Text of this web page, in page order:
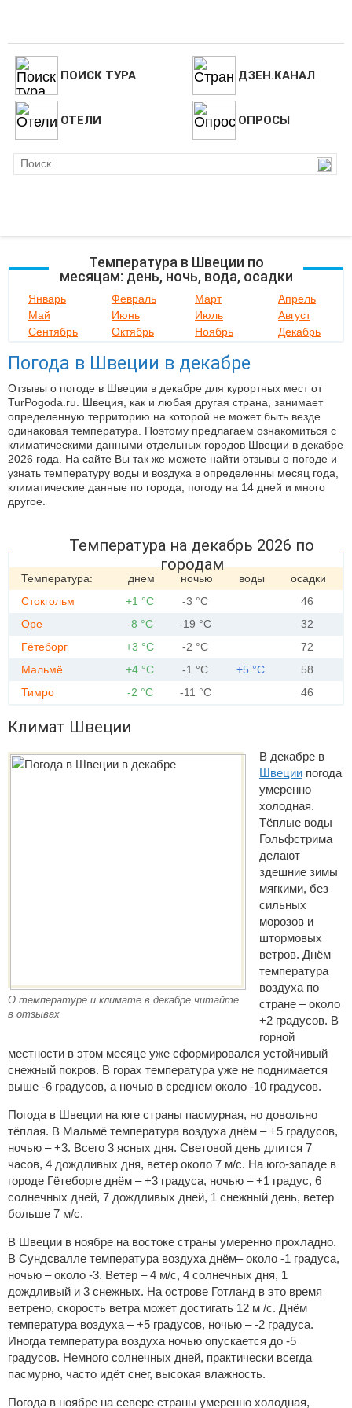
ПОИСК ТУРА ДЗЕН.КАНАЛ
ОТЕЛИ ОПРОСЫ
Температура в Швеции по
месяцам: день, ночь, вода, осадки
Январь Февраль Март
Апрель
Май
Июнь Июль
Август
Сентябрь
Октябрь Ноябрь Декабрь
Погода в Швеции в декабре
Отзывы о погоде в Швеции в декабре для курортных мест от
TurPogoda.ru. Швеция, как и любая другая страна, занимает
определенную территорию на которой не может быть везде
одинаковая температура. Поэтому предлагаем ознакомиться с
климатическими данными отдельных городов Швеции в декабре
2026 года. На сайте Вы так же можете найти отзывы о погоде и
узнать температуру воды и воздуха в определенны месяц года,
климатические данные по города, погоду на 14 дней и много
другое.
Температура на декабрь 2026 по
городам
Температура: днем ночью воды
осадки
Стокгольм
+1 °С -3 °С
46
Оре
-8 °С -19 °С
32
Гётеборг
+3 °С -2 °С
72
Мальмё
+4 °С -1 °С +5 °С
58
Тимро
-2 °С -11 °С 46
Климат Швеции
О температуре и климате в декабре читайте
в отзывах
В декабре в
Швеции погода
умеренно
холодная.
Тёплые воды
Гольфстрима
делают
здешние зимы
мягкими, без
сильных
морозов и
штормовых
ветров. Днём
температура
воздуха по
стране – около
+2 градусов. В
горной
местности в этом месяце уже сформировался устойчивый
снежный покров. В горах температура уже не поднимается
выше -6 градусов, а ночью в среднем около -10 градусов.
Погода в Швеции на юге страны пасмурная, но довольно
тёплая. В Мальмё температура воздуха днём – +5 градусов,
ночью – +3. Всего 3 ясных дня. Световой день длится 7
часов, 4 дождливых дня, ветер около 7 м/с. На юго-западе в
городе Гётеборге днём – +3 градуса, ночью – +1 градус, 6
солнечных дней, 7 дождливых дней, 1 снежный день, ветер
больше 7 м/с.
В Швеции в ноябре на востоке страны умеренно прохладно.
В Сундсвалле температура воздуха днём– около -1 градуса,
ночью – около -3. Ветер – 4 м/с, 4 солнечных дня, 1
дождливый и 3 снежных. На острове Готланд в это время
ветрено, скорость ветра может достигать 12 м /с. Днём
температура воздуха – +5 градусов, ночью – -2 градуса.
Иногда температура воздуха ночью опускается до -5
градусов. Немного солнечных дней, практически всегда
пасмурно, часто идёт снег, высокая влажность.
Погода в ноябре на севере страны умеренно холодная,